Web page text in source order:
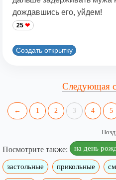
дождавшись его, уйдем!
25
Создать открытку
Следующая
← 1 2 3 4 5
Посмотрите также: на день
застольные прикольные